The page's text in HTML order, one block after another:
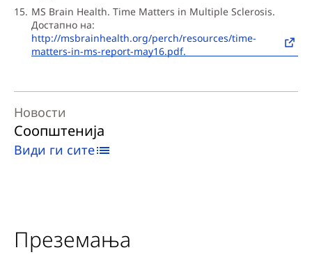
MS Brain Health. Time Matters in Multiple Sclerosis.
Достапно на:
http://msbrainhealth.org/perch/resources/time-
matters-in-ms-report-may16.pdf.
Новости
Соопштенија
Види ги сите
Преземања